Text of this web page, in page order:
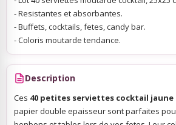
- Resistantes et absorbantes.
- Buffets, cocktails, fetes, candy bar.
- Coloris moutarde tendance.
Description
Ces 40 petites serviettes cocktail jaune
papier double epaisseur sont parfaites